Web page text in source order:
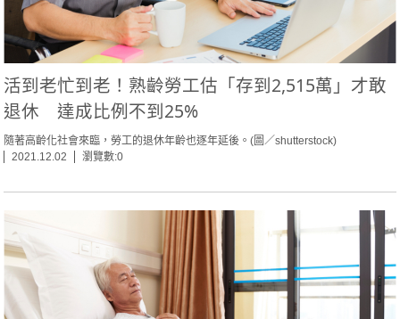
活到老忙到老！熟齡勞工估「存到2,515萬」才敢
退休 達成比例不到25%
隨著高齡化社會來臨，勞工的退休年齡也逐年延後。(圖／shutterstock)
2021.12.02
瀏覽數:0